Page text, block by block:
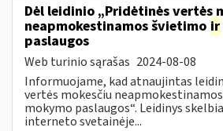
Dėl leidinio „Pridėtinės vertės
neapmokestinamos švietimo ir
paslaugos
Web turinio sąrašas 2024-08-08
Informuojame, kad atnaujintas
vertės mokesčiu
mokymo paslaugos“. Leidinys
interneto svetainėje...